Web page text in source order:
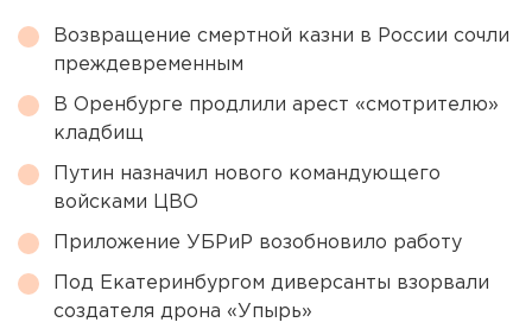
Возвращение смертной казни в России сочли
преждевременным
В Оренбурге продлили арест «смотрителю»
кладбищ
Путин назначил нового командующего
войсками ЦВО
Приложение УБРиР возобновило работу
Под Екатеринбургом диверсанты взорвали
создателя дрона «Упырь»